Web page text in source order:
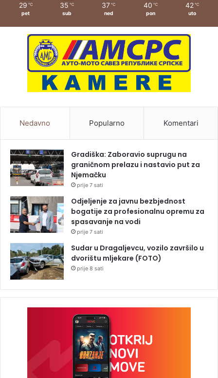
29 ℃
pet
35 ℃
sub
37 ℃
ned
40 ℃
pon
42 ℃
uto
Nedavno Popularno Komentari
Gradiška: Zaboravio suprugu na
graničnom prelazu i nastavio put za
Njemačku
prije 7 sati
Odjeljenje za javnu bezbjednost
bogatije za profesionalnu opremu za
spasavanje na vodi
prije 7 sati
Sudar u Dragaljevcu, vozilo završilo u
dvorištu mljekare (FOTO)
prije 8 sati